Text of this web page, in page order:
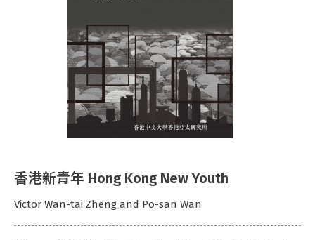
香港新青年 Hong Kong New Youth
Victor Wan-tai Zheng and Po-san Wan